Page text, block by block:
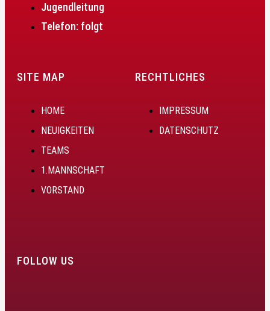
Jugendleitung
Telefon: folgt
SITE MAP
HOME
NEUIGKEITEN
TEAMS
1.MANNSCHAFT
VORSTAND
RECHTLICHES
IMPRESSUM
DATENSCHUTZ
FOLLOW US